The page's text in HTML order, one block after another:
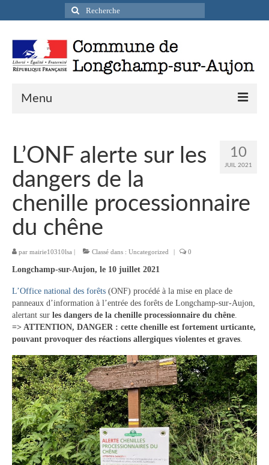
Rechercher
:
Menu
Infos pratiques
Présentation de la commune
Accueil en mairie
Longchamp-sur-Aujon en cartes postales
Accès / Transports
Hébergement
Services publics
Formalités administratives
Santé
Qualité de l’eau
Téléphonie mobile / Internet
Collecte des déchets
10
JUIL 2021
L’ONF alerte sur les
dangers de la
chenille processionnaire
du chêne
par mairie10310lsa Classé dans : Uncategorized 0
Longchamp-sur-Aujon, le 10 juillet 2021
L’Office national des forêts (ONF) procédé à la mise en place de
panneaux d’information à l’entrée des forêts de Longchamp-sur-Aujon,
alertant sur les dangers de la chenille processionnaire du chêne.
=> ATTENTION, DANGER : cette chenille est fortement urticante,
pouvant provoquer des réactions allergiques violentes et graves.